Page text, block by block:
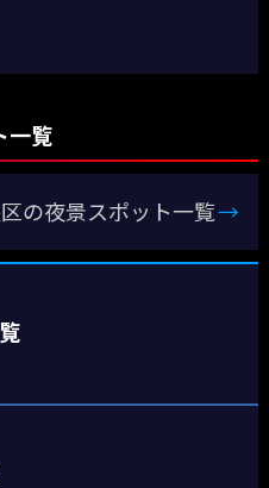
一覧
の夜景スポット一覧→